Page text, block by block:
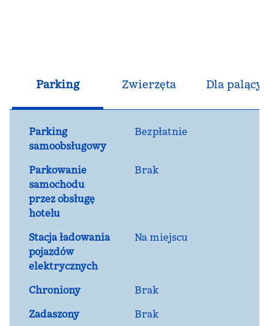
Parking Zwierzęta Dla
Parking
samoobsługowy
Bezpłatnie
Parkowanie
samochodu
przez obsługę
hotelu
Brak
Stacja ładowania
pojazdów
elektrycznych
Na miejscu
Chroniony
Brak
Zadaszony
Brak